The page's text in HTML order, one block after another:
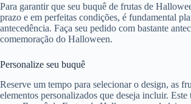
Para garantir que seu buquê de frutas de
prazo e em perfeitas condições, é fundamental
antecedência. Faça seu pedido com bastante
comemoração do Halloween.
Personalize seu buquê
Reserve um tempo para selecionar o design, as
elementos personalizados que deseja incluir. Este